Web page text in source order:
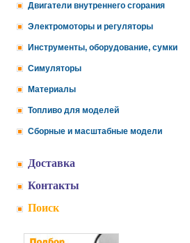
Двигатели внутреннего сгорания
Электромоторы и регуляторы
Инструменты, оборудование, сумки
Симуляторы
Материалы
Топливо для моделей
Сборные и масштабные модели
Доставка
Контакты
Поиск